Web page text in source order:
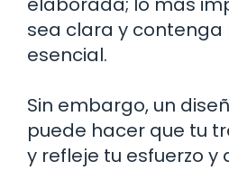
sea clara y
esencial.
Sin embargo, un
puede hacer que tu
y refleje tu esfuerzo y